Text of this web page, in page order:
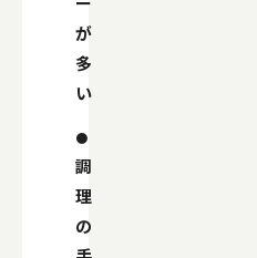
が
多
い
調
理
の